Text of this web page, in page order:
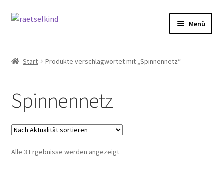
Zur
Zum
Menü
Cookie-Richtlinie (EU)
Datenschutzbelehrung
Echtheit von Bewertungen
Start Produkte verschlagwortet mit „Spinnennetz“
Spinnennetz
Alle 3 Ergebnisse werden angezeigtNach